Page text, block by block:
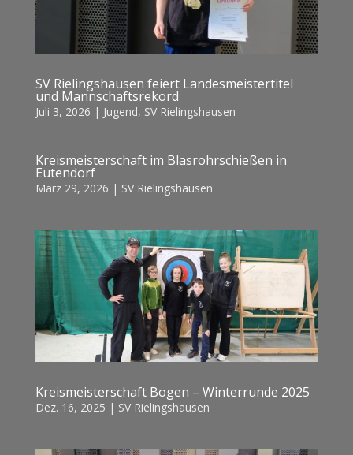
SV Rielingshausen feiert Landesmeistertitel
und Mannschaftsrekord
Juli 3, 2026 | Jugend, SV Rielingshausen
Kreismeisterschaft im Blasrohrschießen in
Eutendorf
März 29, 2026 | SV Rielingshausen
Kreismeisterschaft Bogen – Winterrunde 2025
Dez. 16, 2025 | SV Rielingshausen